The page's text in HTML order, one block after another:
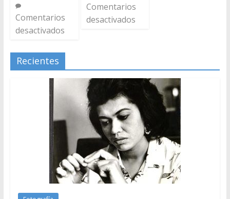
Comentarios
desactivados
Comentarios
desactivados
Recientes